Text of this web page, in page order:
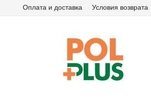
Оплата и доставка Условия возврата